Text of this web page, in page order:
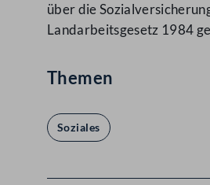
über die
Landarbeitsgesetz 1984
Themen
Soziales